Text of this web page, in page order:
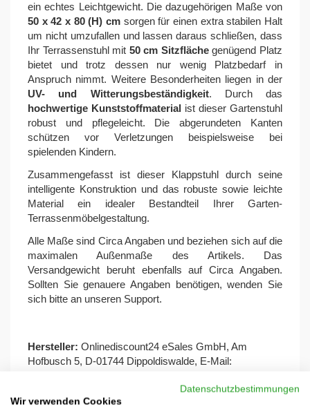
ein echtes Leichtgewicht. Die dazugehörigen Maße von
50 x 42 x 80 (H) cm sorgen für einen extra stabilen Halt
um nicht umzufallen und lassen daraus schließen, dass
Ihr Terrassenstuhl mit 50 cm Sitzflächegenügend Platz
bietet und trotz dessen nur wenig Platzbedarf in
Anspruch nimmt. Weitere Besonderheiten liegen in der
UV- und Witterungsbeständigkeit. Durch das
hochwertige Kunststoffmaterial ist dieser Gartenstuhl
robust und pflegeleicht. Die abgerundeten Kanten
schützen vor Verletzungen beispielsweise bei
spielenden Kindern.
Zusammengefasst ist dieser Klappstuhl durch seine
intelligente Konstruktion und das robuste sowie leichte
Material ein idealer Bestandteil Ihrer Garten-
Terrassenmöbelgestaltung.
Alle Maße sind Circa Angaben und beziehen sich auf die
maximalen Außenmaße des Artikels. Das
Versandgewicht beruht ebenfalls auf Circa Angaben.
Sollten Sie genauere Angaben benötigen, wenden Sie
sich bitte an unseren Support.
Hersteller: Onlinediscount24 eSales GmbH, Am
Hofbusch 5, D-01744 Dippoldiswalde, E-Mail:
Datenschutzbestimmungen
Wir verwenden Cookies